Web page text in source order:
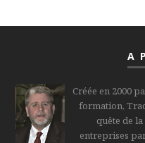
A
Créée en 2000
formation,
quête de
entreprises